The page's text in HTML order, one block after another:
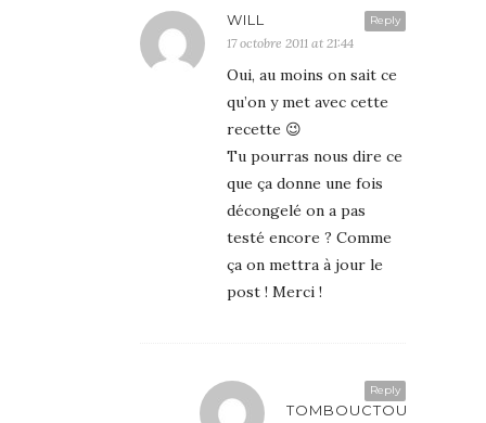
Reply
WILL
17 octobre 2011 at 21:44
Oui, au moins on sait ce
qu’on y met avec cette
recette 😉
Tu pourras nous dire ce
que ça donne une fois
décongelé on a pas
testé encore ? Comme
ça on mettra à jour le
post ! Merci !
Reply
TOMBOUCTOU